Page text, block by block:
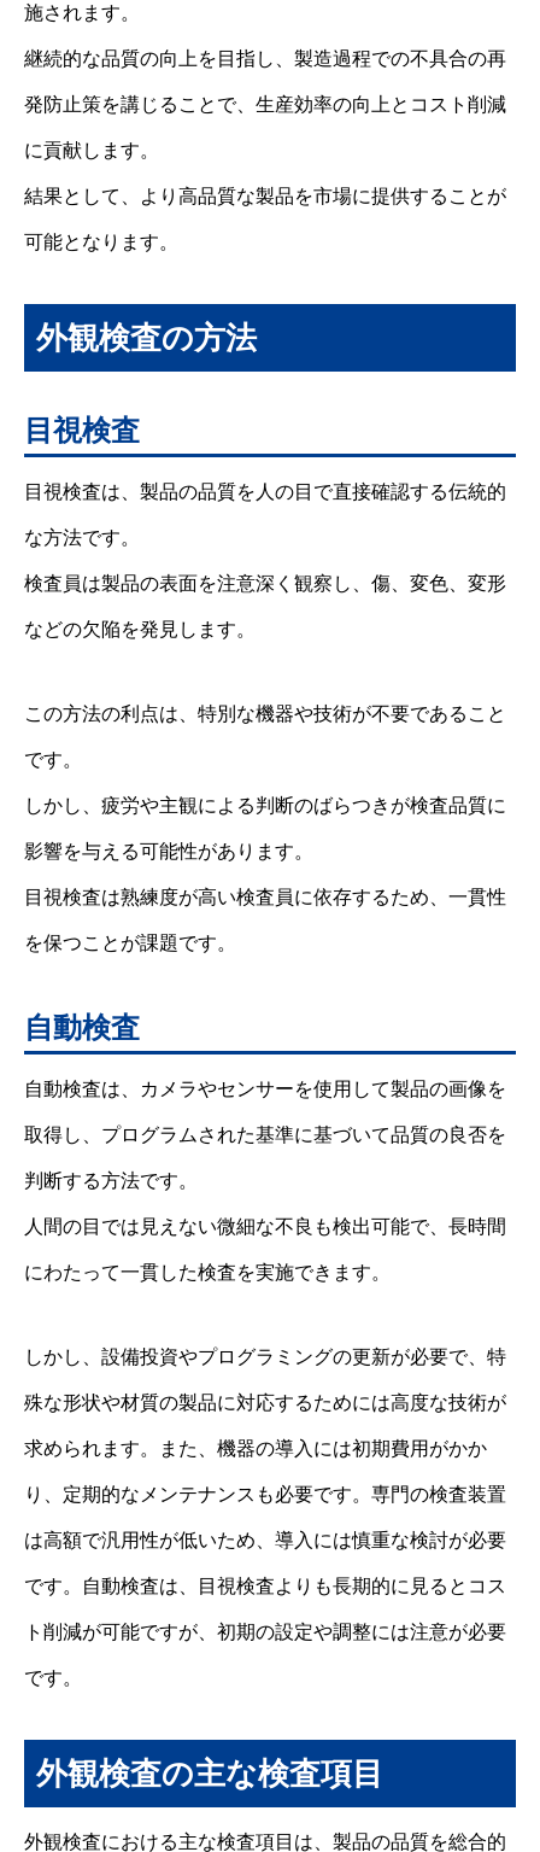
施されます。
継続的な品質の向上を目指し、製造過程での不具合の再
発防止策を講じることで、生産効率の向上とコスト削減
に貢献します。
結果として、より高品質な製品を市場に提供することが
可能となります。
外観検査の方法
目視検査
目視検査は、製品の品質を人の目で直接確認する伝統的
な方法です。
検査員は製品の表面を注意深く観察し、傷、変色、変形
などの欠陥を発見します。
この方法の利点は、特別な機器や技術が不要であること
です。
しかし、疲労や主観による判断のばらつきが検査品質に
影響を与える可能性があります。
目視検査は熟練度が高い検査員に依存するため、一貫性
を保つことが課題です。
自動検査
自動検査は、カメラやセンサーを使用して製品の画像を
取得し、プログラムされた基準に基づいて品質の良否を
判断する方法です。
人間の目では見えない微細な不良も検出可能で、長時間
にわたって一貫した検査を実施できます。
しかし、設備投資やプログラミングの更新が必要で、特
殊な形状や材質の製品に対応するためには高度な技術が
求められます。また、機器の導入には初期費用がかか
り、定期的なメンテナンスも必要です。専門の検査装置
は高額で汎用性が低いため、導入には慎重な検討が必要
です。自動検査は、目視検査よりも長期的に見るとコス
ト削減が可能ですが、初期の設定や調整には注意が必要
です。
外観検査の主な検査項目
外観検査における主な検査項目は、製品の品質を総合的